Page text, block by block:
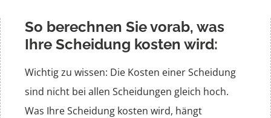
Ehewohnung
Vermögen
Steuern
So berechnen Sie vorab, was
Ihre Scheidung kosten wird:
Wichtig zu wissen: Die Kosten einer Scheidung
sind nicht bei allen Scheidungen gleich hoch.
Was Ihre Scheidung kosten wird, hängt